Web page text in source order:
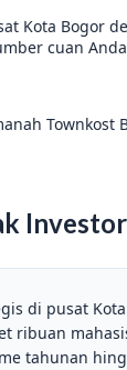
Kota Bogor
cuan
di pusat
ribuan
tahunan